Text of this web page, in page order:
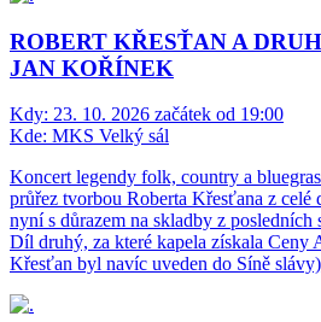
ROBERT KŘESŤAN A
JAN KOŘÍNEK
Kdy: 23. 10. 2026 začátek od 19:00
Kde: MKS Velký sál
Koncert legendy folk, country a
průřez tvorbou Roberta Křesťana z celé
nyní s důrazem na skladby z
Díl druhý, za které kapela získala Ceny
Křesťan byl navíc uveden do Síně